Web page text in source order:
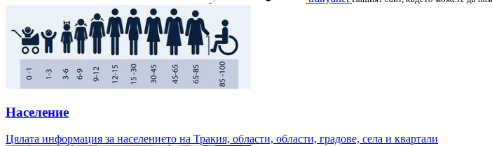
Население
Цялата информация за населението на Тракия, области, области, градове, села и квартали